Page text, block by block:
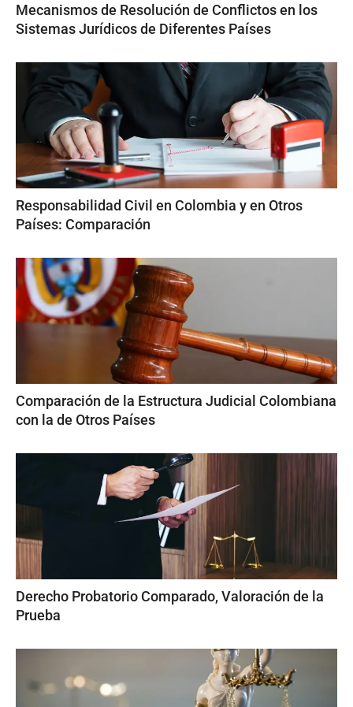
Mecanismos de Resolución de Conflictos en los
Sistemas Jurídicos de Diferentes Países
Responsabilidad Civil en Colombia y en Otros
Países: Comparación
Comparación de la Estructura Judicial Colombiana
con la de Otros Países
Derecho Probatorio Comparado, Valoración de la
Prueba